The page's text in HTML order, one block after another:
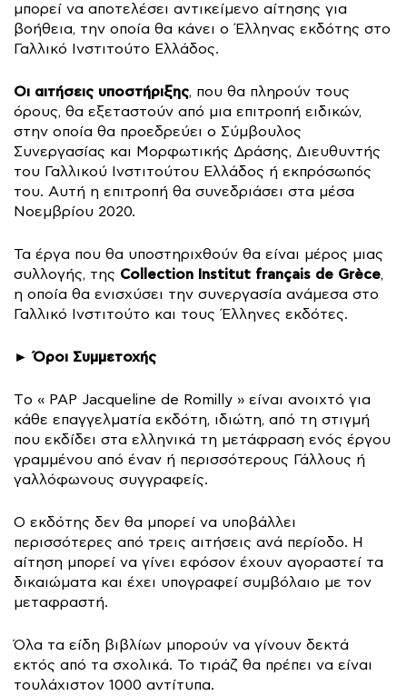
μπορεί να αποτελέσει αντικείμενο αίτησης για
βοήθεια, την οποία θα κάνει ο Έλληνας εκδότης στο
Γαλλικό Ινστιτούτο Ελλάδος.
Οι αιτήσεις υποστήριξης, που θα πληρούν τους
όρους, θα εξεταστούν από μια επιτροπή ειδικών,
στην οποία θα προεδρεύει ο Σύμβουλος
Συνεργασίας και Μορφωτικής Δράσης, Διευθυντής
του Γαλλικού Ινστιτούτου Ελλάδος ή εκπρόσωπός
του. Αυτή η επιτροπή θα συνεδριάσει στα μέσα
Νοεμβρίου 2020.
Τα έργα που θα υποστηριχθούν θα είναι μέρος μιας
συλλογής, της Collection Institut français de Grèce,
η οποία θα ενισχύσει την συνεργασία ανάμεσα στο
Γαλλικό Ινστιτούτο και τους Έλληνες εκδότες.
►Όροι Συμμετοχής
Tο « PAP Jacqueline de Romilly » είναι ανοιχτό για
κάθε επαγγελματία εκδότη, ιδιώτη, από τη στιγμή
που εκδίδει στα ελληνικά τη μετάφραση ενός έργου
γραμμένου από έναν ή περισσότερους Γάλλους ή
γαλλόφωνους συγγραφείς.
Ο εκδότης δεν θα μπορεί να υποβάλλει
περισσότερες από τρεις αιτήσεις ανά περίοδο. Η
αίτηση μπορεί να γίνει εφόσον έχουν αγοραστεί τα
δικαιώματα και έχει υπογραφεί συμβόλαιο με τον
μεταφραστή.
Όλα τα είδη βιβλίων μπορούν να γίνουν δεκτά
εκτός από τα σχολικά. Το τιράζ θα πρέπει να είναι
τουλάχιστον 1000 αντίτυπα.